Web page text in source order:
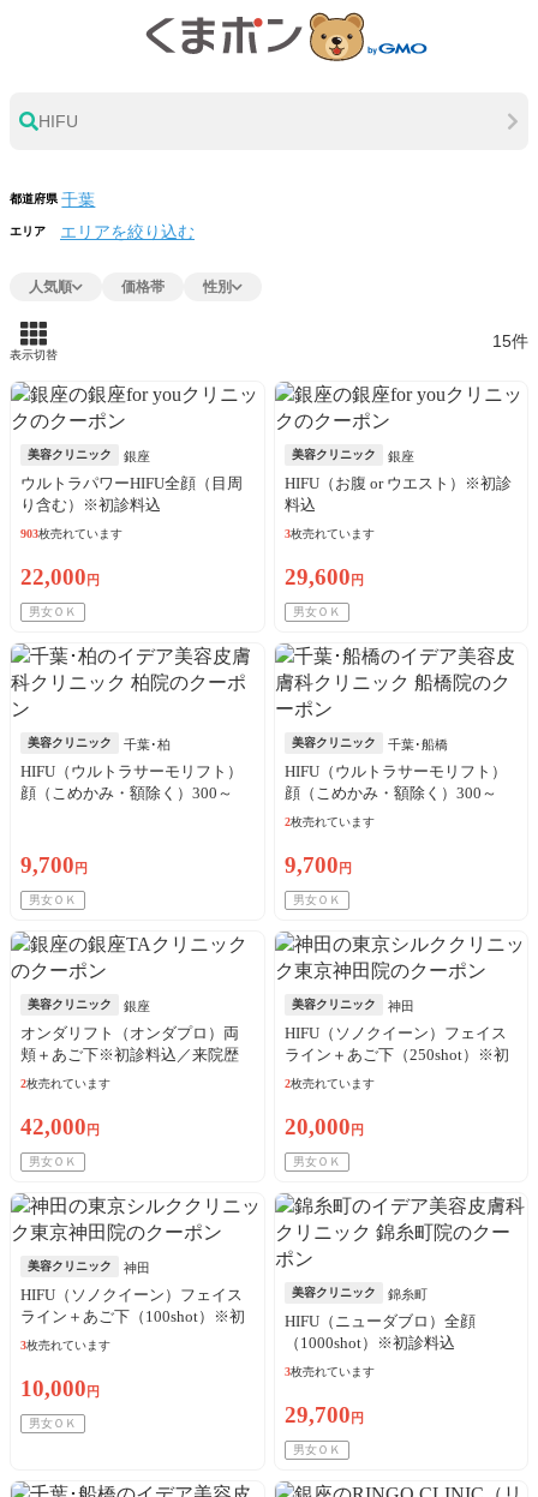
HIFU
都道府県
エリア エリアを絞り込む
人気順 価格帯 性別
表示切替
15件
美容クリニック 銀座
ウルトラパワーHIFU全顔（目周
り含む）※初診料込
903枚売れています
22,000 円
男女ＯＫ
美容クリニック 銀座
HIFU（お腹 or ウエスト）※初診
料込
3枚売れています
29,600 円
男女ＯＫ
美容クリニック 千葉･柏
HIFU（ウルトラサーモリフト）
顔（こめかみ・額除く）300～
9,700 円
男女ＯＫ
美容クリニック 千葉･船橋
HIFU（ウルトラサーモリフト）
顔（こめかみ・額除く）300～
400shot※初診料込
2枚売れています
9,700 円
男女ＯＫ
美容クリニック 銀座
オンダリフト（オンダプロ）両
頬＋あご下※初診料込／来院歴
問わず購入可
2枚売れています
42,000 円
男女ＯＫ
美容クリニック 神田
HIFU（ソノクイーン）フェイス
ライン＋あご下（250shot）※初
診料込／リピート可
2枚売れています
20,000 円
男女ＯＫ
美容クリニック 神田
HIFU（ソノクイーン）フェイス
ライン＋あご下（100shot）※初
診料込／リピート可
3枚売れています
10,000 円
男女ＯＫ
美容クリニック 錦糸町
HIFU（ニューダブロ）全顔
（1000shot）※初診料込
3枚売れています
29,700 円
男女ＯＫ